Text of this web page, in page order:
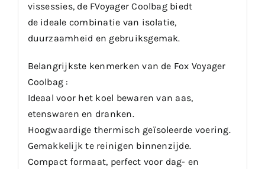
vissessies, de FVoyager Coolbag biedt
de ideale combinatie van isolatie,
duurzaamheid en gebruiksgemak.
Belangrijkste kenmerken van de Fox Voyager
Coolbag :
Ideaal voor het koel bewaren van aas,
etenswaren en dranken.
Hoogwaardige thermisch geïsoleerde voering.
Gemakkelijk te reinigen binnenzijde.
Compact formaat, perfect voor dag- en